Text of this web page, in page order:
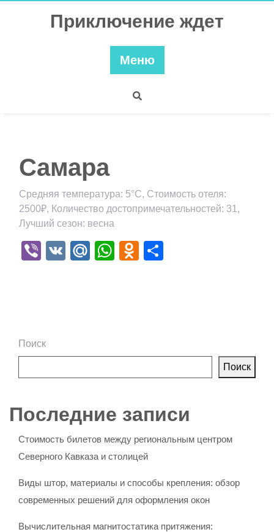
Приключение ждет
Меню
Самара
Средняя температура: 5°C, Стоимость отеля:
2500₽, Количество достопримечательностей: 31,
Лучший сезон: весна
Viber
VK Mail.Ru
WhatsApp
Odnoklassniki
Поиск
Поиск
Последние записи
Стоимость билетов между региональным центром
Северного Кавказа и столицей
Виды штор, материалы и способы крепления: обзор
современных решений для оформления окон
Вычислительная магнитостатика притяжения: